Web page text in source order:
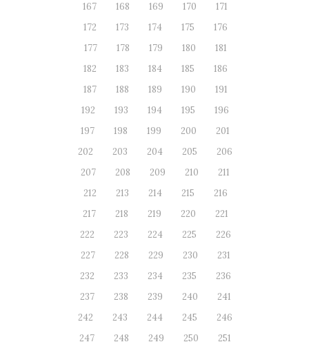
167
168 169 170
171
172
173 174 175
176
177
178 179 180
181
182
183 184 185
186
187
188 189 190
191
192
193 194 195
196
197
198 199 200
201
202
203 204 205
206
207
208 209 210
211
212
213 214 215
216
217
218 219 220
221
222
223 224 225
226
227
228 229 230
231
232
233 234 235
236
237
238 239 240
241
242
243 244 245
246
247
248 249 250
251